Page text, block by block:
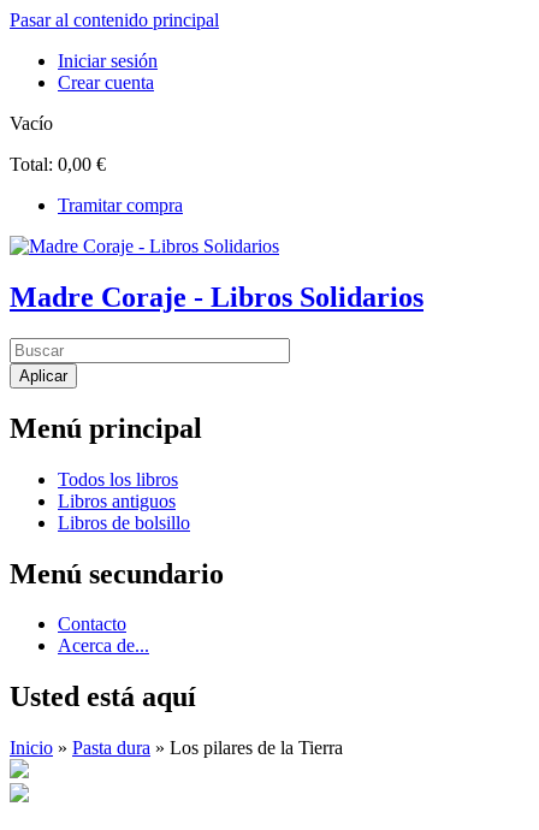
Pasar al contenido principal
Iniciar sesión
Crear cuenta
Vacío
Total: 0,00 €
Tramitar compra
Madre Coraje - Libros Solidarios
Menú principal
Todos los libros
Libros antiguos
Libros de bolsillo
Menú secundario
Contacto
Acerca de...
Usted está aquí
Inicio » Pasta dura » Los pilares de la Tierra